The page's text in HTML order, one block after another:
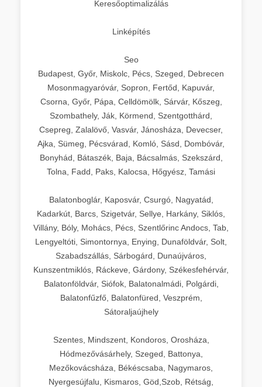
Keresőoptimalizálás
Linképítés
Seo
Budapest, Győr, Miskolc, Pécs, Szeged, Debrecen
Mosonmagyaróvár, Sopron, Fertőd, Kapuvár,
Csorna, Győr, Pápa, Celldömölk, Sárvár, Kőszeg,
Szombathely, Ják, Körmend, Szentgotthárd,
Csepreg, Zalalövő, Vasvár, Jánosháza, Devecser,
Ajka, Sümeg, Pécsvárad, Komló, Sásd, Dombóvár,
Bonyhád, Bátaszék, Baja, Bácsalmás, Szekszárd,
Tolna, Fadd, Paks, Kalocsa, Hőgyész, Tamási
Balatonboglár, Kaposvár, Csurgó, Nagyatád,
Kadarkút, Barcs, Szigetvár, Sellye, Harkány, Siklós,
Villány, Bóly, Mohács, Pécs, Szentlőrinc Andocs, Tab,
Lengyeltóti, Simontornya, Enying, Dunaföldvár, Solt,
Szabadszállás, Sárbogárd, Dunaújváros,
Kunszentmiklós, Ráckeve, Gárdony, Székesfehérvár,
Balatonföldvár, Siófok, Balatonalmádi, Polgárdi,
Balatonfűzfő, Balatonfüred, Veszprém,
Sátoraljaújhely
Szentes, Mindszent, Kondoros, Orosháza,
Hódmezővásárhely, Szeged, Battonya,
Mezőkovácsháza, Békéscsaba, Nagymaros,
Nyergesújfalu, Kismaros, Göd,Szob, Rétság,